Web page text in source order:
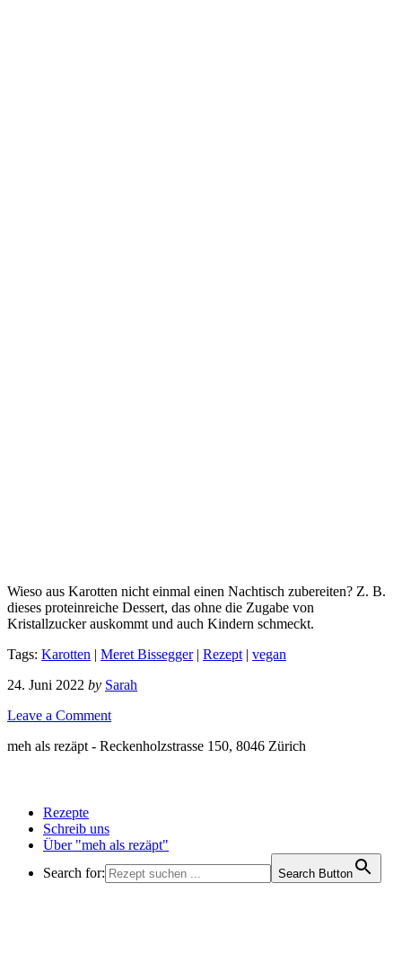
Wieso aus Karotten nicht einmal einen Nachtisch zubereiten? Z. B.
dieses proteinreiche Dessert, das ohne die Zugabe von
Kristallzucker auskommt und auch Kindern schmeckt.
Tags: Karotten | Meret Bissegger| Rezept | vegan
24. Juni 2022 by Sarah
Leave a Comment
meh als rezäpt - Reckenholzstrasse 150, 8046 Zürich
Rezepte
Schreib uns
Über "meh als rezäpt"
Search for:
Search Button